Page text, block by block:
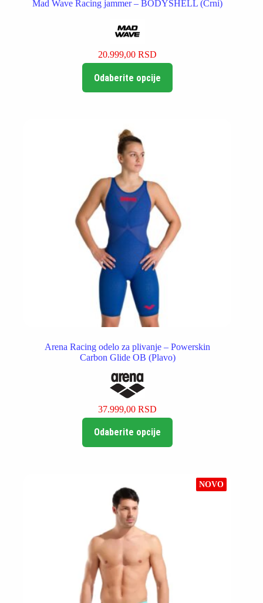
Mad Wave Racing jammer – BODYSHELL (Crni)
20.999,00RSD
Odaberite opcije
proizvod
mogu
biti
izabrane
na
stranici
proizvoda.
Arena Racing odelo za plivanje – Powerskin
Carbon Glide OB (Plavo)
37.999,00RSD
Odaberite opcije
proizvod
mogu
biti
izabrane
na
stranici
proizvoda.
NOVO